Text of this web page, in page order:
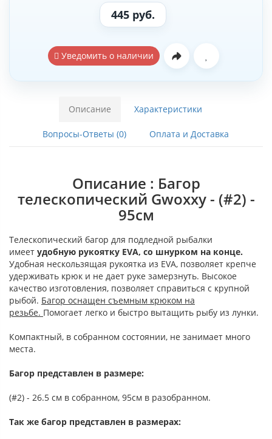
445 руб.
Уведомить о наличии
Описание Характеристики
Вопросы-Ответы (0) Оплата и Доставка
Описание : Багор
телескопический Gwoxxy - (#2) -
95см
Телескопический багор для подледной рыбалки
имеет удобную рукоятку EVA, со шнурком на конце.
Удобная нескользящая рукоятка из EVA, позволяет крепче
удерживать крюк и не дает руке замерзнуть. Высокое
качество изготовления, позволяет справиться с крупной
рыбой. Багор оснащен съемным крюком на
резьбе. Помогает легко и быстро вытащить рыбу из лунки.
Компактный, в собранном состоянии, не занимает много
места.
Багор представлен в размере:
(#2) - 26.5 см в собранном, 95см в разобранном.
Так же багор представлен в размерах: